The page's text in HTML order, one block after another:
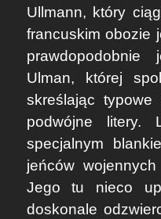
Ullmann, który
francuskim obozie
prawdopodobnie
Ulman, której
skreślając typowe
podwójne litery.
specjalnym
jeńców
Jego tu nieco
doskonale